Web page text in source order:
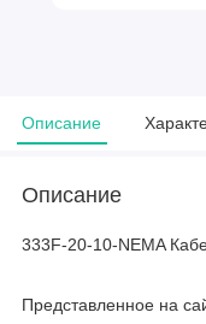
Описание
Описание
333F-20-10-NEMA
Представленное на